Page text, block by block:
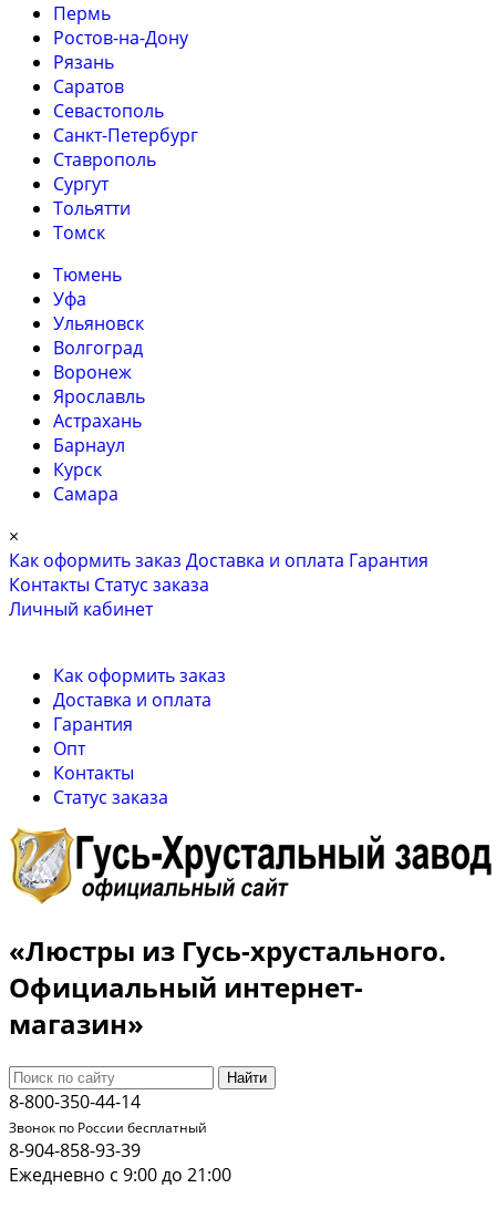
Пермь
Ростов-на-Дону
Рязань
Саратов
Севастополь
Санкт-Петербург
Ставрополь
Сургут
Тольятти
Томск
Тюмень
Уфа
Ульяновск
Волгоград
Воронеж
Ярославль
Астрахань
Барнаул
Курск
Самара
×
Как оформить заказ Доставка и оплата Гарантия
Контакты Cтатус заказа
Личный кабинет
Как оформить заказ
Доставка и оплата
Гарантия
Опт
Контакты
Cтатус заказа
«Люстры из Гусь-хрустального.
Официальный интернет-
магазин»
Найти
8-800-350-44-14
Звонок по России бесплатный
8-904-858-93-39
Ежедневно с 9:00 до 21:00